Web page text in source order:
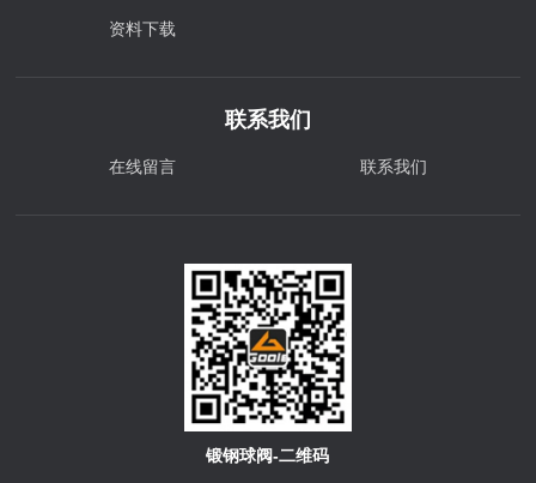
资料下载
联系我们
在线留言 联系我们
锻钢球阀-二维码